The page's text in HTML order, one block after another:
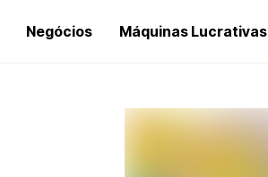
Negócios Máquinas Lucrativas